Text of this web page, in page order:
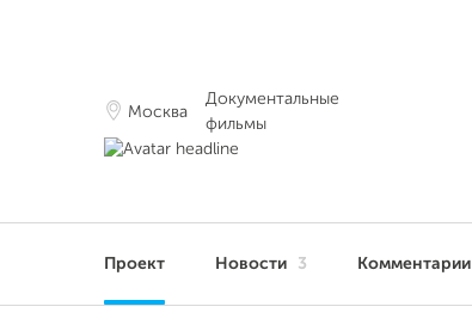
Москва
Документальные
фильмы
Проект Новости 3 Комментарии